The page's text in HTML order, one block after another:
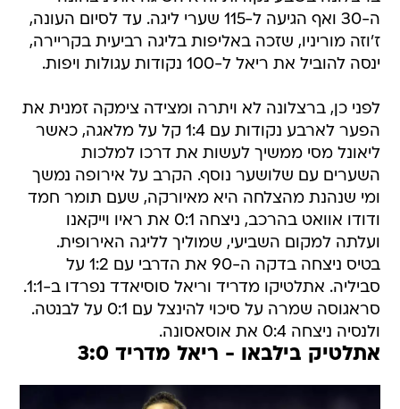
ה-30 ואף הגיעה ל-115 שערי ליגה. עד לסיום העונה,
ז'וזה מוריניו, שזכה באליפות בליגה רביעית בקריירה,
ינסה להוביל את ריאל ל-100 נקודות עגולות ויפות.
לפני כן, ברצלונה לא ויתרה ומצידה צימקה זמנית את
הפער לארבע נקודות עם 1:4 קל על מלאגה, כאשר
ליאונל מסי ממשיך לעשות את דרכו למלכות
השערים עם שלושער נוסף. הקרב על אירופה נמשך
ומי שנהנת מהצלחה היא מאיורקה, שעם תומר חמד
ודודו אוואט בהרכב, ניצחה 0:1 את ראיו וייקאנו
ועלתה למקום השביעי, שמוליך לליגה האירופית.
בטיס ניצחה בדקה ה-90 את הדרבי עם 1:2 על
סביליה. אתלטיקו מדריד וריאל סוסיאדד נפרדו ב-1:1.
סראגוסה שמרה על סיכוי להינצל עם 0:1 על לבנטה.
ולנסיה ניצחה 0:4 את אוסאסונה.
אתלטיק בילבאו - ריאל מדריד 3:0